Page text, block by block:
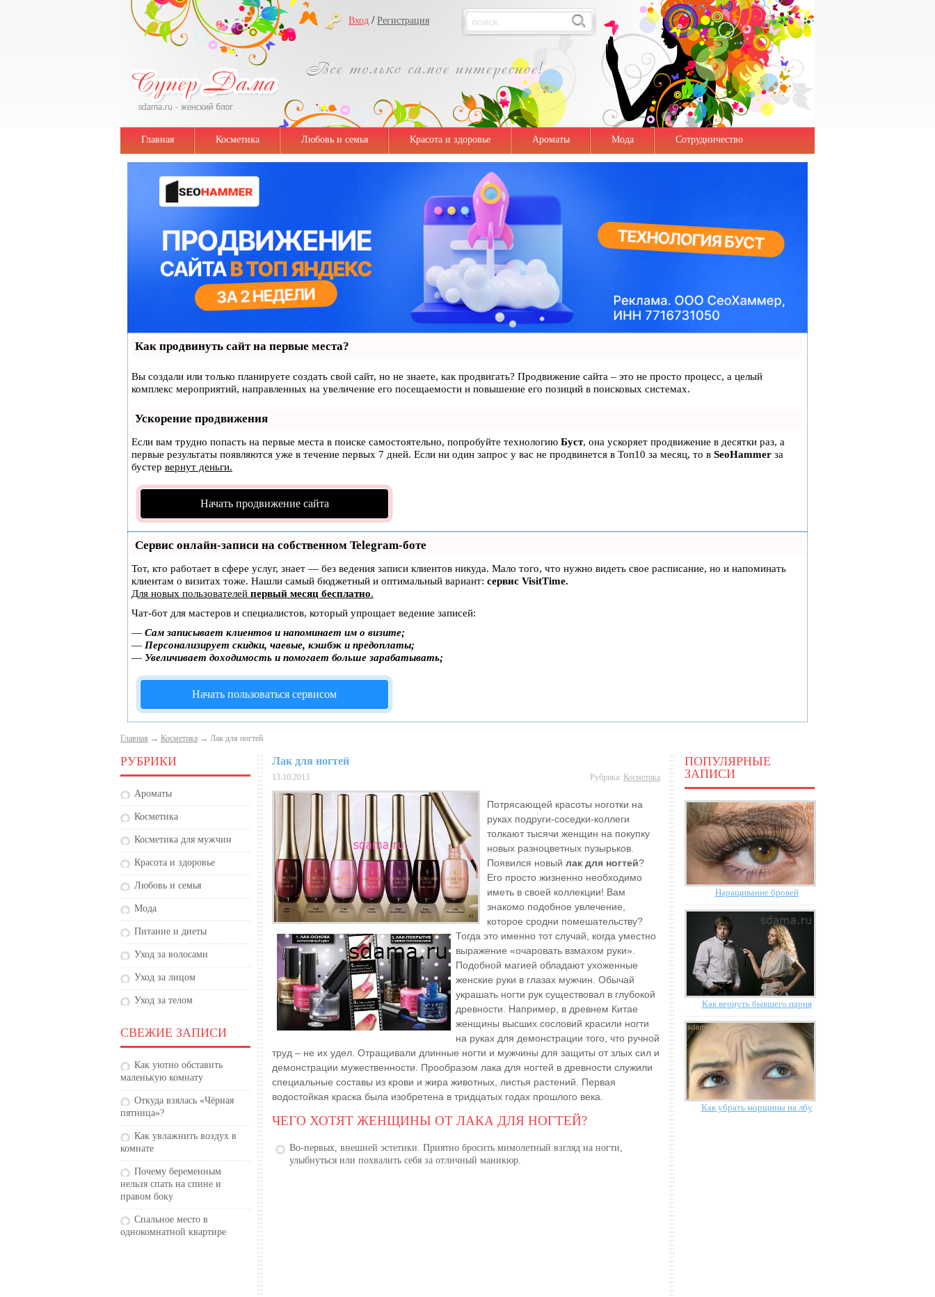
Вход / Регистрация
Главная Косметика Любовь и семья Красота и здоровье Ароматы Мода Сотрудничество
Как продвинуть сайт на первые места?
Вы создали или только планируете создать свой сайт, но не знаете, как продвигать? Продвижение сайта – это не просто процесс, а целый
комплекс мероприятий, направленных на увеличение его посещаемости и повышение его позиций в поисковых системах.
Ускорение продвижения
Если вам трудно попасть на первые места в поиске самостоятельно, попробуйте технологию Буст, она ускоряет продвижение в десятки раз, а
первые результаты появляются уже в течение первых 7 дней. Если ни один запрос у вас не продвинется в Топ10 за месяц, то в SeoHammer за
бустер вернут деньги.
Начать продвижение сайта
Сервис онлайн-записи на собственном Telegram-боте
Тот, кто работает в сфере услуг, знает — без ведения записи клиентов никуда. Мало того, что нужно видеть свое расписание, но и напоминать
клиентам о визитах тоже. Нашли самый бюджетный и оптимальный вариант: сервис VisitTime.
Для новых пользователей первый месяц бесплатно.
Чат-бот для мастеров и специалистов, который упрощает ведение записей:
— Сам записывает клиентов и напоминает им о визите;
— Персонализирует скидки, чаевые, кэшбэк и предоплаты;
— Увеличивает доходимость и помогает больше зарабатывать;
Начать пользоваться сервисом
Главная → Косметика → Лак для ногтей
РУБРИКИ
Ароматы
Косметика
Косметика для мужчин
Красота и здоровье
Любовь и семья
Мода
Питание и диеты
Уход за волосами
Уход за лицом
Уход за телом
СВЕЖИЕ ЗАПИСИ
Как уютно обставить
маленькую комнату
Откуда взялась «Чёрная
пятница»?
Как увлажнить воздух в
комнате
Почему беременным
нельзя спать на спине и
правом боку
Спальное место в
однокомнатной квартире
Лак для ногтей
13.10.2013 Рубрика: Косметика
Потрясающей красоты ноготки на
руках подруги-соседки-коллеги
толкают тысячи женщин на покупку
новых разноцветных пузырьков.
Появился новый лак для ногтей?
Его просто жизненно необходимо
иметь в своей коллекции! Вам
знакомо подобное увлечение,
которое сродни помешательству?
Тогда это именно тот случай, когда уместно
выражение «очаровать взмахом руки».
Подобной магией обладают ухоженные
женские руки в глазах мужчин. Обычай
украшать ногти рук существовал в глубокой
древности. Например, в древнем Китае
женщины высших сословий красили ногти
на руках для демонстрации того, что ручной
труд – не их удел. Отращивали длинные ногти и мужчины для защиты от злых сил и
демонстрации мужественности. Прообразом лака для ногтей в древности служили
специальные составы из крови и жира животных, листья растений. Первая
водостойкая краска была изобретена в тридцатых годах прошлого века.
ЧЕГО ХОТЯТ ЖЕНЩИНЫ ОТ ЛАКА ДЛЯ НОГТЕЙ?
Во-первых, внешней эстетики. Приятно бросить мимолетный взгляд на ногти,
улыбнуться или похвалить себя за отличный маникюр.
ПОПУЛЯРНЫЕ
ЗАПИСИ
Наращивание бровей
Как вернуть бывшего парня
Как убрать морщины на лбу